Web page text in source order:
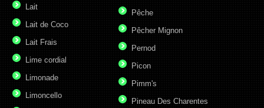
Lait
Lait de Coco
Lait Frais
Lime cordial
Limonade
Limoncello
Pêche
Pêcher Mignon
Pernod
Picon
Pimm's
Pineau Des Charentes